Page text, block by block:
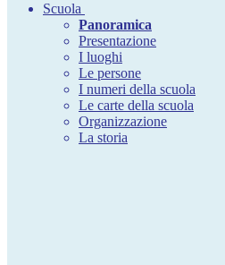
Scuola
Panoramica
Presentazione
I luoghi
Le persone
I numeri della scuola
Le carte della scuola
Organizzazione
La storia